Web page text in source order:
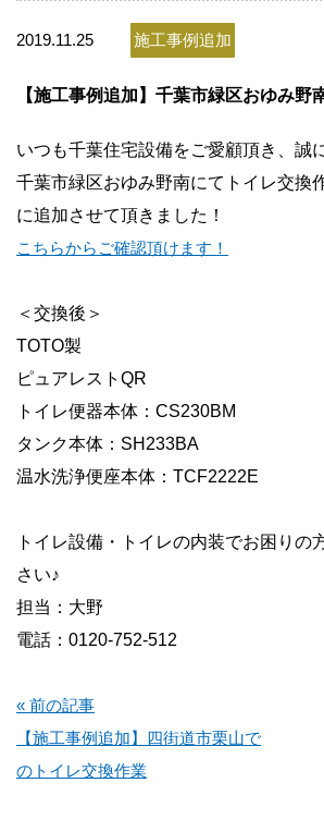
弊社の特色
お問い合わせ
会社概要
2019.11.25 施工事例追加
【施工事例追加】千葉市緑区おゆみ野
いつも千葉住宅設備をご愛顧頂き、誠
千葉市緑区おゆみ野南にてトイレ交換
に追加させて頂きました！
こちらからご確認頂けます！
＜交換後＞
TOTO製
ピュアレストQR
トイレ便器本体：CS230BM
タンク本体：SH233BA
温水洗浄便座本体：TCF2222E
トイレ設備・トイレの内装でお困り
さい♪
担当：大野
電話：0120-752-512
« 前の記事
【施工事例追加】四街道市栗山で
のトイレ交換作業